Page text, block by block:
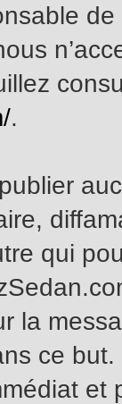
.
qui
la
ce
et